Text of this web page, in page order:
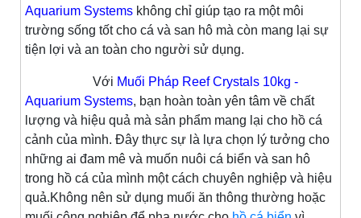
Aquarium Systems không chỉ giúp tạo ra một môi
trường sống tốt cho cá và san hô mà còn mang lại sự
tiện lợi và an toàn cho người sử dụng.
Với Muối Pháp Reef Crystals 10kg -
Aquarium Systems, bạn hoàn toàn yên tâm về chất
lượng và hiệu quả mà sản phẩm mang lại cho hồ cá
cảnh của mình. Đây thực sự là lựa chọn lý tưởng cho
những ai đam mê và muốn nuôi cá biển và san hô
trong hồ cá của mình một cách chuyên nghiệp và hiệu
quả.Không nên sử dụng muối ăn thông thường hoặc